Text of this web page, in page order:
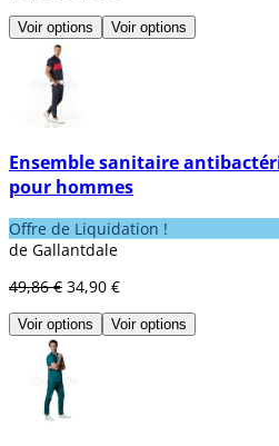
Voir options Voir options
Ensemble sanitaire
pour hommes
Offre de Liquidation !
de Gallantdale
49,86 € 34,90 €
Voir options Voir options